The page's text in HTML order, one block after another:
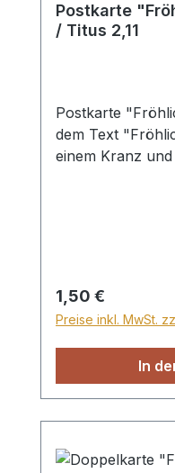
Postkarte
/ Titus 2,11
Postkarte
dem Text
einem Kranz
Regulärer Preis:
1,50 €
Preise inkl. MwSt.
In